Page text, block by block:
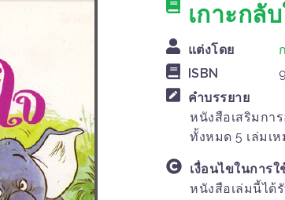
เกาะกลั
แต่งโดย
ISBN
คำบรรยาย
หนังสือเสริมกา
ทั้งหมด 5 เล่มเ
เงื่อนไขในการใ
หนังสือเล่มนี้ได้